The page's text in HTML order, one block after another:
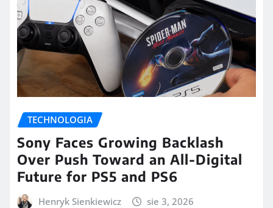
TECHNOLOGIA
Sony Faces Growing Backlash
Over Push Toward an All-Digital
Future for PS5 and PS6
Henryk Sienkiewicz sie 3, 2026